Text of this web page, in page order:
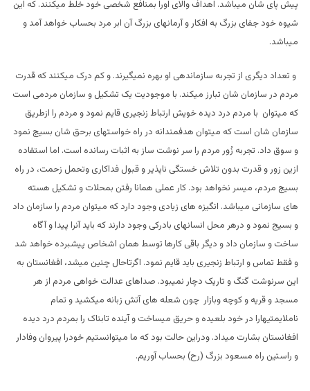
پیش پای شان میباشد. اهداف والای اورا بمنافع شخصی خود خلط میکنند. که این
شیوه خود جفای بزرگ به افکار و آرمانهای بزرگ آن ابر مرد بحساب خواهد آمد و
میباشد.
و تعداد دیگری از تجربه سازماندهی او بهره نمیگیرند. و کم درک میکنند که قدرت
مردم در سازمان شان تبارز میکند. با موجودیت یک تشکیل و سازمان مردمی است
که میتوان با مردم درد دیده خویش ارتباط زنجیری قایم نمود و مردم را ازطریق
سازمان شان است که میتوان هدفمندانه در راه خواستهای برحق شان بسیج نمود
و سوق داد. تجربه زُور مردم را سر نوشت ساز به اثبات رسانده است. اما استفاده
ازین زور و قدرت بدون تلاش خستگی ناپذیر و قبول فداکاری وتحمل زحمت، در راه
بسیج مردم، میسر نخواهد بود. کار عملی همانا رفتن بمحلات و تشکیل هسته
های سازمانی میباشد. انگیزه های زیادی وجود دارد که میتوان مردم را سازمان داد
و بسیج نمود و درهر محل انسانهای بادرکی وجود دارند که باید آنرا پیدا و آگاه
ساخت و سازمان داد و دیگر باقی کارها توسط همان اشخاص پیشبرده خواهد شد
و فقط تماس و ارتباط زنجیری باید قایم نمود. اگرتاحال چنین میشد، افغانستان به
این سرنوشت گنگ و تاریک دچار نمیبود. صداهای عدالت خواهی مردم از هر
مسجد و قریه و کوچه وبازار چون شعله های آتش زبانه میکشید و تمام
ناملایمتیهارا در خود بلعیده و حریق میساخت و آینده تابناک را بمردم درد دیده
افغانستان بشارت میداد. ودراین حالت بود که ما میتوانستیم خودرا پیروان وفادار
و راستین راه مسعود بزرگ (رح) بحساب آوریم.